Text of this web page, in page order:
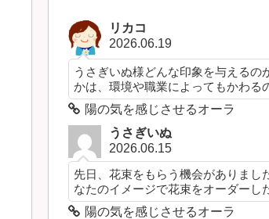
リカコ
2026.06.19
うさぎいぬ様どんな印象を与えるの
かは、環境や職業によってもかわる
陽の気を感じさせるオーラ
うさぎいぬ
2026.06.15
先日、花束をもらう機会がありまし
なたのイメージで花束をオーダーし
陽の気を感じさせるオーラ